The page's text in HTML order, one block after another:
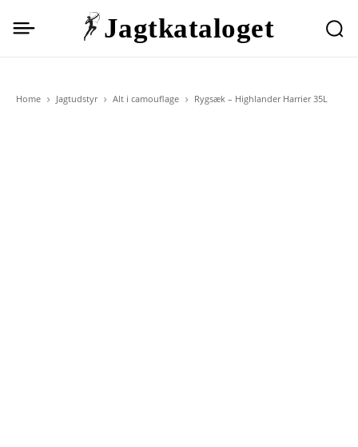
Jagtkataloget
Home Jagtudstyr Alt i camouflage Rygsæk – Highlander Harrier 35L